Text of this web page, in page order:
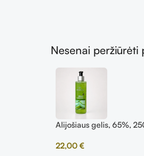
Nesenai peržiūrėti
Alijošiaus gelis, 65%,
22,00 €